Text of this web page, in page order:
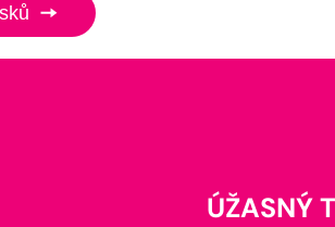
ÚŽASNÝ